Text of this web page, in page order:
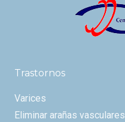
Trastornos
Varices
Eliminar arañas vasculares